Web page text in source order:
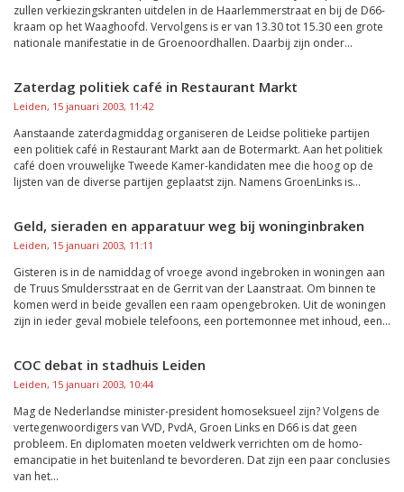
zullen verkiezingskranten uitdelen in de Haarlemmerstraat en bij de D66-
kraam op het Waaghoofd. Vervolgens is er van 13.30 tot 15.30 een grote
nationale manifestatie in de Groenoordhallen. Daarbij zijn onder...
Zaterdag politiek café in Restaurant Markt
Leiden, 15 januari 2003, 11:42
Aanstaande zaterdagmiddag organiseren de Leidse politieke partijen
een politiek café in Restaurant Markt aan de Botermarkt. Aan het politiek
café doen vrouwelijke Tweede Kamer-kandidaten mee die hoog op de
lijsten van de diverse partijen geplaatst zijn. Namens GroenLinks is...
Geld, sieraden en apparatuur weg bij woninginbraken
Leiden, 15 januari 2003, 11:11
Gisteren is in de namiddag of vroege avond ingebroken in woningen aan
de Truus Smuldersstraat en de Gerrit van der Laanstraat. Om binnen te
komen werd in beide gevallen een raam opengebroken. Uit de woningen
zijn in ieder geval mobiele telefoons, een portemonnee met inhoud, een...
COC debat in stadhuis Leiden
Leiden, 15 januari 2003, 10:44
Mag de Nederlandse minister-president homoseksueel zijn? Volgens de
vertegenwoordigers van VVD, PvdA, Groen Links en D66 is dat geen
probleem. En diplomaten moeten veldwerk verrichten om de homo-
emancipatie in het buitenland te bevorderen. Dat zijn een paar conclusies
van het...